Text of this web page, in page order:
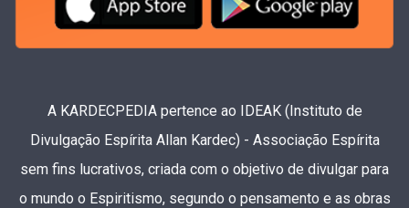
A KARDECPEDIA pertence ao IDEAK (Instituto de
Divulgação Espírita Allan Kardec) - Associação Espírita
sem fins lucrativos, criada com o objetivo de divulgar para
o mundo o Espiritismo, segundo o pensamento e as obras